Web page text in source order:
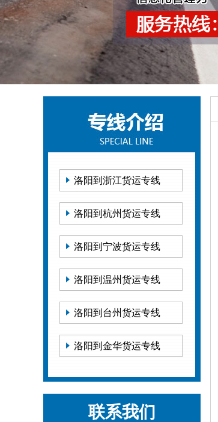
洛阳到浙江货运专线
洛阳到杭州货运专线
洛阳到宁波货运专线
洛阳到温州货运专线
洛阳到台州货运专线
洛阳到金华货运专线
联系我们